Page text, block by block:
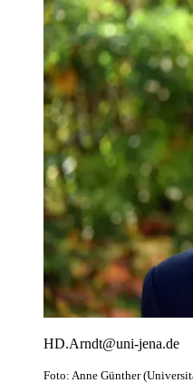
HD.Arndt@uni-jena.de
Foto: Anne Günther